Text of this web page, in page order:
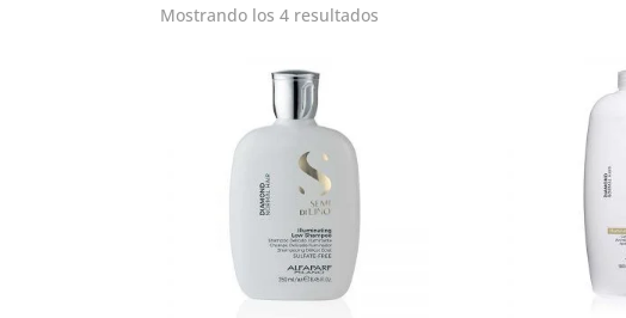
Mostrando los 4 resultados